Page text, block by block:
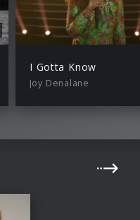
I Gotta Know
Joy Denalane